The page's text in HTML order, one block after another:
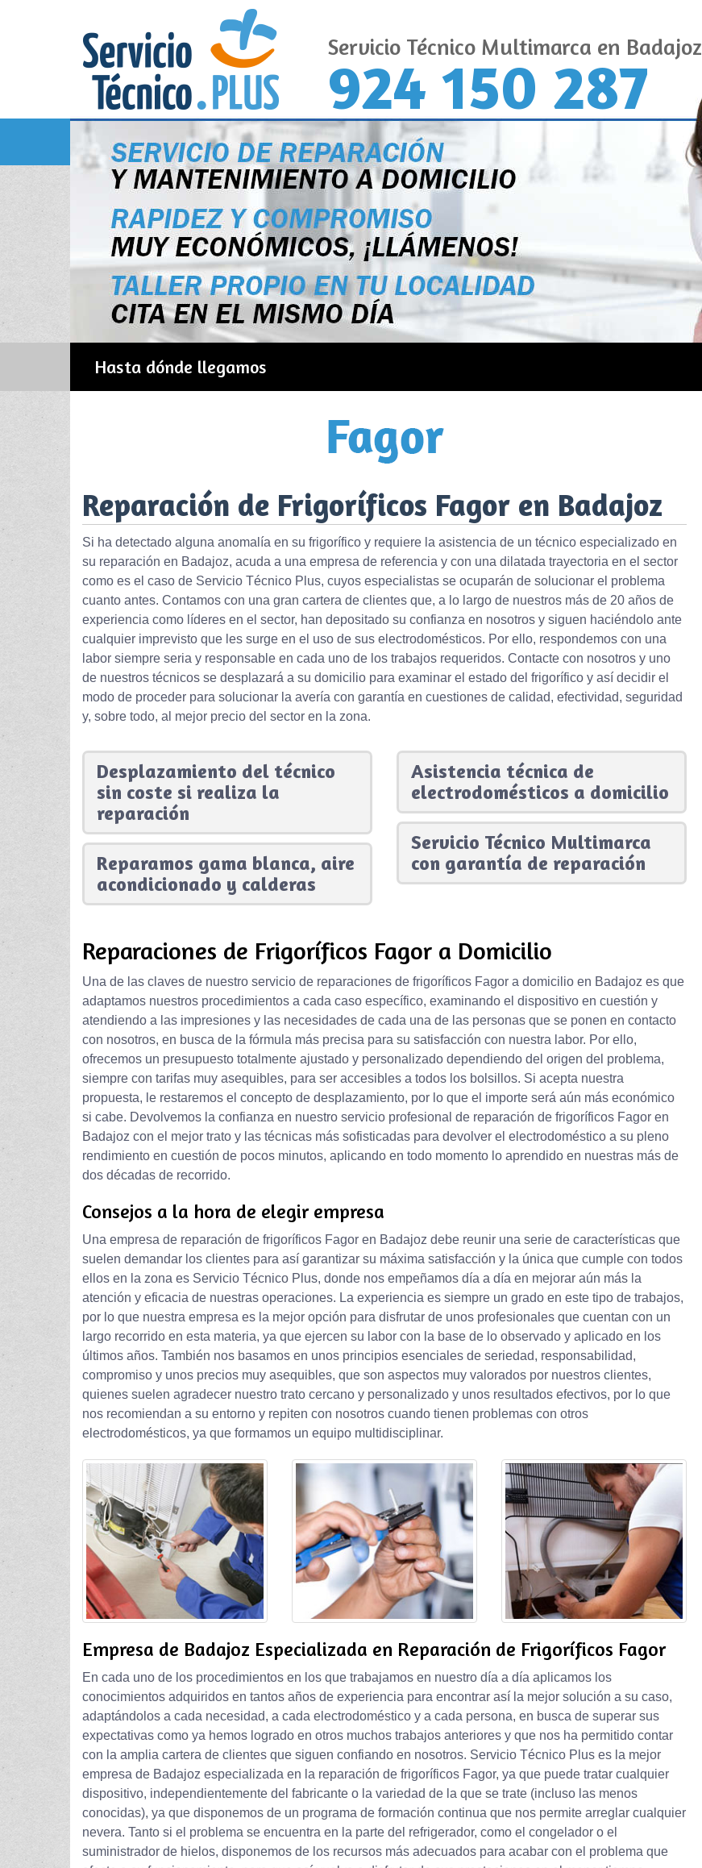
Servicio Técnico Multimarca en Badajoz
924 150 287
Hasta dónde llegamos
Reparación de Frigoríficos Fagor en Badajoz
Si ha detectado alguna anomalía en su frigorífico y requiere la asistencia de un técnico especializado en
su reparación en Badajoz, acuda a una empresa de referencia y con una dilatada trayectoria en el sector
como es el caso de Servicio Técnico Plus, cuyos especialistas se ocuparán de solucionar el problema
cuanto antes. Contamos con una gran cartera de clientes que, a lo largo de nuestros más de 20 años de
experiencia como líderes en el sector, han depositado su confianza en nosotros y siguen haciéndolo ante
cualquier imprevisto que les surge en el uso de sus electrodomésticos. Por ello, respondemos con una
labor siempre seria y responsable en cada uno de los trabajos requeridos. Contacte con nosotros y uno
de nuestros técnicos se desplazará a su domicilio para examinar el estado del frigorífico y así decidir el
modo de proceder para solucionar la avería con garantía en cuestiones de calidad, efectividad, seguridad
y, sobre todo, al mejor precio del sector en la zona.
Desplazamiento del técnico
sin coste si realiza la
reparación
Reparamos gama blanca, aire
acondicionado y calderas
Asistencia técnica de
electrodomésticos a domicilio
Servicio Técnico Multimarca
con garantía de reparación
Reparaciones de Frigoríficos Fagor a Domicilio
Una de las claves de nuestro servicio de reparaciones de frigoríficos Fagor a domicilio en Badajoz es que
adaptamos nuestros procedimientos a cada caso específico, examinando el dispositivo en cuestión y
atendiendo a las impresiones y las necesidades de cada una de las personas que se ponen en contacto
con nosotros, en busca de la fórmula más precisa para su satisfacción con nuestra labor. Por ello,
ofrecemos un presupuesto totalmente ajustado y personalizado dependiendo del origen del problema,
siempre con tarifas muy asequibles, para ser accesibles a todos los bolsillos. Si acepta nuestra
propuesta, le restaremos el concepto de desplazamiento, por lo que el importe será aún más económico
si cabe. Devolvemos la confianza en nuestro servicio profesional de reparación de frigoríficos Fagor en
Badajoz con el mejor trato y las técnicas más sofisticadas para devolver el electrodoméstico a su pleno
rendimiento en cuestión de pocos minutos, aplicando en todo momento lo aprendido en nuestras más de
dos décadas de recorrido.
Consejos a la hora de elegir empresa
Una empresa de reparación de frigoríficos Fagor en Badajoz debe reunir una serie de características que
suelen demandar los clientes para así garantizar su máxima satisfacción y la única que cumple con todos
ellos en la zona es Servicio Técnico Plus, donde nos empeñamos día a día en mejorar aún más la
atención y eficacia de nuestras operaciones. La experiencia es siempre un grado en este tipo de trabajos,
por lo que nuestra empresa es la mejor opción para disfrutar de unos profesionales que cuentan con un
largo recorrido en esta materia, ya que ejercen su labor con la base de lo observado y aplicado en los
últimos años. También nos basamos en unos principios esenciales de seriedad, responsabilidad,
compromiso y unos precios muy asequibles, que son aspectos muy valorados por nuestros clientes,
quienes suelen agradecer nuestro trato cercano y personalizado y unos resultados efectivos, por lo que
nos recomiendan a su entorno y repiten con nosotros cuando tienen problemas con otros
electrodomésticos, ya que formamos un equipo multidisciplinar.
Empresa de Badajoz Especializada en Reparación de Frigoríficos Fagor
En cada uno de los procedimientos en los que trabajamos en nuestro día a día aplicamos los
conocimientos adquiridos en tantos años de experiencia para encontrar así la mejor solución a su caso,
adaptándolos a cada necesidad, a cada electrodoméstico y a cada persona, en busca de superar sus
expectativas como ya hemos logrado en otros muchos trabajos anteriores y que nos ha permitido contar
con la amplia cartera de clientes que siguen confiando en nosotros. Servicio Técnico Plus es la mejor
empresa de Badajoz especializada en la reparación de frigoríficos Fagor, ya que puede tratar cualquier
dispositivo, independientemente del fabricante o la variedad de la que se trate (incluso las menos
conocidas), ya que disponemos de un programa de formación continua que nos permite arreglar cualquier
nevera. Tanto si el problema se encuentra en la parte del refrigerador, como el congelador o el
suministrador de hielos, disponemos de los recursos más adecuados para acabar con el problema que